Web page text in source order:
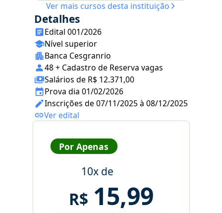
Ver mais cursos desta instituição
Detalhes
Edital 001/2026
Nível superior
Banca Cesgranrio
48 + Cadastro de Reserva vagas
Salários de R$ 12.371,00
Prova dia 01/02/2026
Inscrições de 07/11/2025 à 08/12/2025
Ver edital
Por Apenas
10x de
R$ 15,99